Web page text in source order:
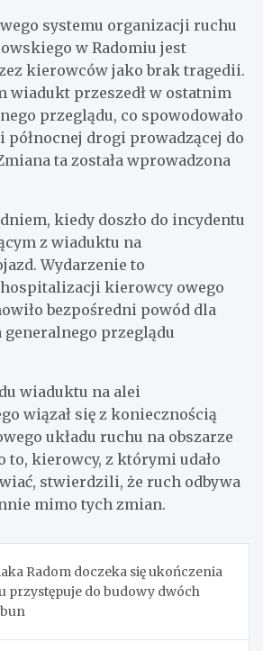
systemu organizacji ruchu
w Radomiu jest
kierowców jako brak tragedii.
wiadukt przeszedł w ostatnim
przeglądu, co spowodowało
północnej drogi prowadzącej do
ta została wprowadzona
kiedy doszło do incydentu
z wiaduktu na
Wydarzenie to
kierowcy owego
bezpośredni powód dla
przeglądu
wiaduktu na alei
wiązał się z koniecznością
układu ruchu na obszarze
to, kierowcy, z którymi udało
stwierdzili, że ruch odbywa
mimo tych zmian.
Radom doczeka się ukończenia
przystępuje do budowy dwóch